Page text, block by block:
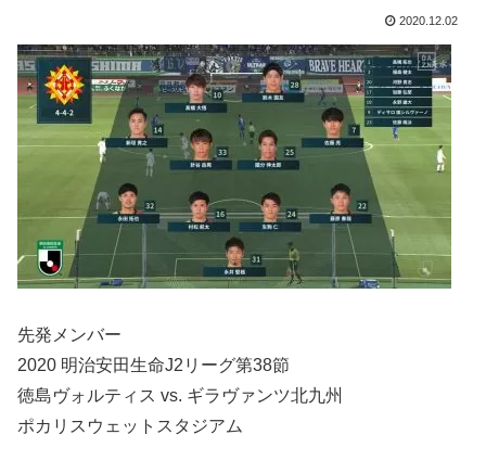
2020.12.02
先発メンバー
2020 明治安田生命J2リーグ第38節
徳島ヴォルティス vs. ギラヴァンツ北九州
ポカリスウェットスタジアム